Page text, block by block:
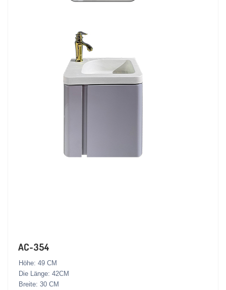
AC-354
Höhe: 49 CM
Die Länge: 42CM
Breite: 30 CM